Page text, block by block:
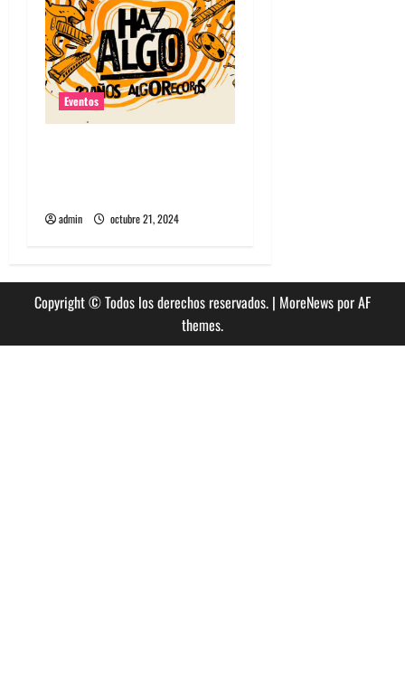
Eventos
admin octubre 21, 2024
Copyright © Todos los derechos reservados. | MoreNewspor AF
themes.